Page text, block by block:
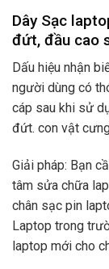
Dây Sạc
đứt, đầu cao
Dấu hiệu nhận
người dùng có
cáp sau khi sử
đứt. con vật
Giải pháp: Bạn
tâm sửa chữa
chân sạc pin
Laptop trong
laptop mới cho